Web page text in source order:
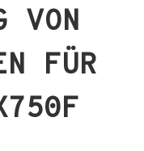
VON
FÜR